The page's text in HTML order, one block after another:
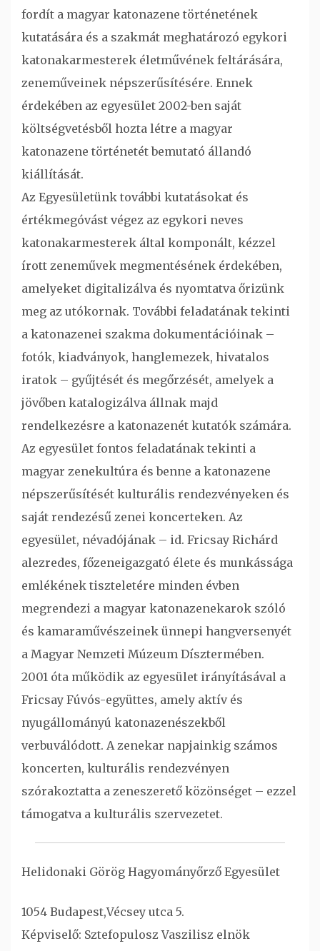
fordít a magyar katonazene történetének
kutatására és a szakmát meghatározó egykori
katonakarmesterek életművének feltárására,
zeneműveinek népszerűsítésére. Ennek
érdekében az egyesület 2002-ben saját
költségvetésből hozta létre a magyar
katonazene történetét bemutató állandó
kiállítását.
Az Egyesületünk további kutatásokat és
értékmegóvást végez az egykori neves
katonakarmesterek által komponált, kézzel
írott zeneművek megmentésének érdekében,
amelyeket digitalizálva és nyomtatva őrizünk
meg az utókornak. További feladatának tekinti
a katonazenei szakma dokumentációinak –
fotók, kiadványok, hanglemezek, hivatalos
iratok – gyűjtését és megőrzését, amelyek a
jövőben katalogizálva állnak majd
rendelkezésre a katonazenét kutatók számára.
Az egyesület fontos feladatának tekinti a
magyar zenekultúra és benne a katonazene
népszerűsítését kulturális rendezvényeken és
saját rendezésű zenei koncerteken. Az
egyesület, névadójának – id. Fricsay Richárd
alezredes, főzeneigazgató élete és munkássága
emlékének tiszteletére minden évben
megrendezi a magyar katonazenekarok szóló
és kamaraművészeinek ünnepi hangversenyét
a Magyar Nemzeti Múzeum Dísztermében.
2001 óta működik az egyesület irányításával a
Fricsay Fúvós-együttes, amely aktív és
nyugállományú katonazenészekből
verbuválódott. A zenekar napjainkig számos
koncerten, kulturális rendezvényen
szórakoztatta a zeneszerető közönséget – ezzel
támogatva a kulturális szervezetet.
Helidonaki Görög Hagyományőrző Egyesület
1054 Budapest,Vécsey utca 5.
Képviselő: Sztefopulosz Vaszilisz elnök